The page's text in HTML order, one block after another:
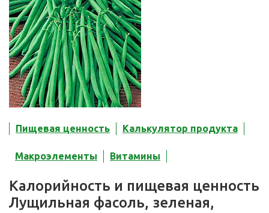
Пищевая ценность Калькулятор продукта
Макроэлементы Витамины
Калорийность и пищевая ценность
Лущильная фасоль, зеленая,